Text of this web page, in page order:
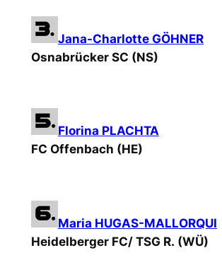
Jana-Charlotte GÖHNER
Osnabrücker SC (NS)
Florina PLACHTA
FC Offenbach (HE)
Maria HUGAS-MALLORQUI
Heidelberger FC/ TSG R. (WÜ)